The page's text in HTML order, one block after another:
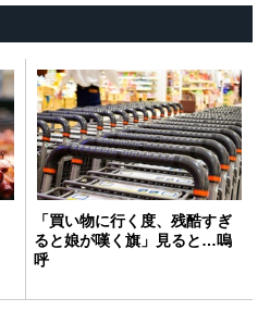
「買い物に行く度、残酷すぎ
ると娘が嘆く旗」見ると…嗚
呼